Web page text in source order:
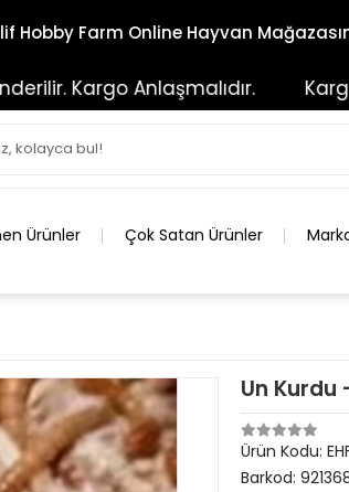
Hobby Farm Online Hayvan
Kargo Anlaşmalıdır. Kargo
Ürünler Çok Satan Ürünler
Un Kurdu
Ürün Kodu:
Barkod: